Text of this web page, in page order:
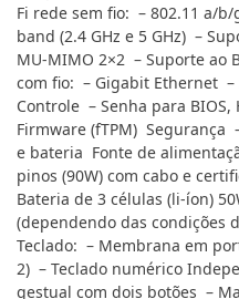
Fi rede sem fio: – 802.11 a/
band (2.4 GHz e 5 GHz) –
MU-MIMO 2×2 – Suporte ao
com fio: – Gigabit Ethernet –
Controle – Senha para BIOS,
Firmware (fTPM) Segurança
e bateria Fonte de
pinos (90W) com cabo e
Bateria de 3 células (li-íon)
(dependendo das condições
Teclado: – Membrana em
2) – Teclado numérico
gestual com dois botões –